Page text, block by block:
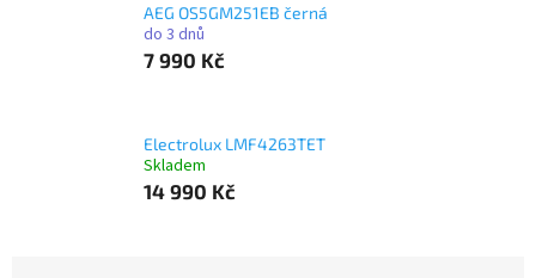
AEG OS5GM251EB černá
do 3 dnů
7 990 Kč
Electrolux LMF4263TET
Skladem
14 990 Kč